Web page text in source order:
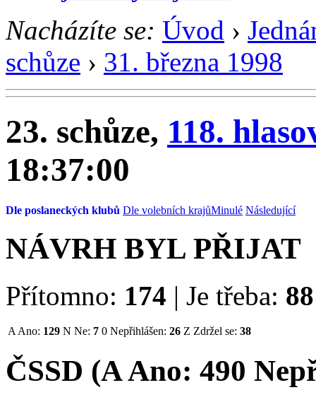
Nacházíte se: Úvod ›
schůze › 31. března 1998
23. schůze, 118.
18:37:00
Dle poslaneckých klubů Dle volebních krajůMinulé Následující
NÁVRH BYL PŘIJAT
Přítomno: 174 | Je třeba: 88
A Ano: 129 N Ne: 7 0 Nepřihlášen: 26 Z Zdržel se: 38
ČSSD (AAno: 490